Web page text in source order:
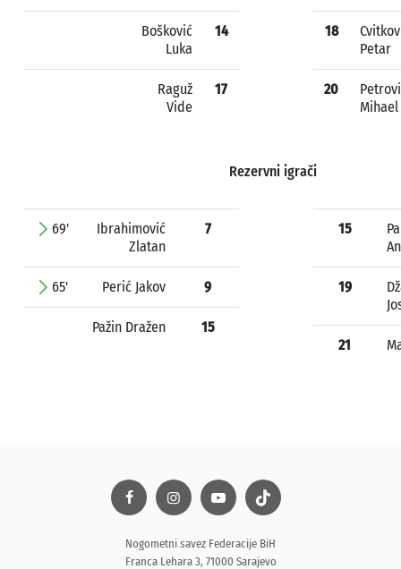
Bošković
Luka
14
Raguž
Vide
17
18
Petar
20
Mihael
Rezervni igrači
69'
Ibrahimović
Zlatan
7
65' Perić Jakov 9
Pažin Dražen 15
15
19
21
Nogometni savez Federacije BiH
Franca Lehara 3, 71000 Sarajevo